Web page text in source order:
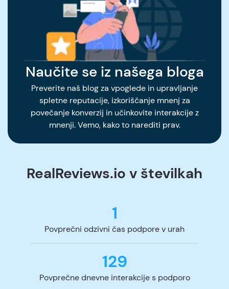
Naučite se iz našega bloga
Preverite naš blog za vpoglede in upravljanje
spletne reputacije, izkoriščanje mnenj za
povečanje konverzij in učinkovite interakcije z
mnenji. Vemo, kako to narediti prav.
RealReviews.io v številkah
1
Povprečni odzivni čas podpore v urah
129
Povprečne dnevne interakcije s podporo